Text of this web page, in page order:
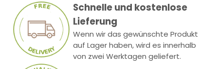
Schnelle und kostenlose
Lieferung
Wenn wir das gewünschte Produkt
auf Lager haben, wird es innerhalb
von zwei Werktagen geliefert.